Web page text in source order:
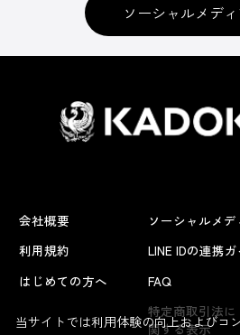
ソーシャルメデ
会社概要
利用規約
はじめての方へ
ソーシャルメデ
LINE IDの連携
FAQ
特定商取引法に
関する表示
当サイトでは利用体験の向上およびコ